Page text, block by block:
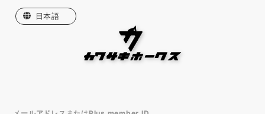
日本語